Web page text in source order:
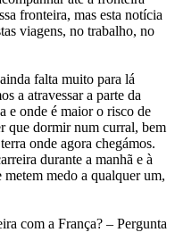
fronteira, mas esta notícia
viagens, no trabalho, no
falta muito para lá
a atravessar a parte da
e onde é maior o risco de
que dormir num curral, bem
onde agora chegámos.
durante a manhã e à
metem medo a qualquer um,
com a França? – Pergunta